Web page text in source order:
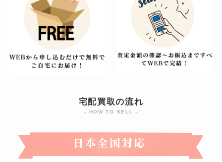
宅配買取の流れ
- HOW TO SELL -